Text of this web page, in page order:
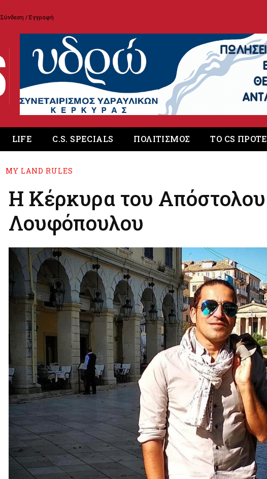
Σύνδεση / Εγγραφή
LIFE C.S. SPECIALS ΠΟΛΙΤΙΣΜΟΣ ΤΟ CS
MY LAND RULES
Η Κέρκυρα του Απόστολου
Λουφόπουλου